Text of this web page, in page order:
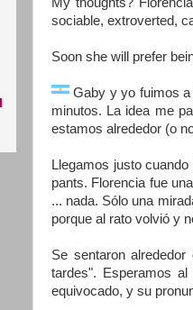
sociable, extroverted,
Soon she will prefer
Gaby y yo fuimos
minutos. La idea me
estamos alrededor (o
Llegamos justo
pants. Florencia fue
... nada. Sólo una
porque al rato volvió y
Se sentaron
tardes". Esperamos
equivocado, y su